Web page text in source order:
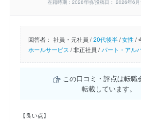
在籍時期：2026年頃/投稿日： 2026年6月
回答者： 社員・元社員 / 20代後半/女性/
ホールサービス /非正社員 / パート・アル
この口コミ・評点は転職
転載しています。
【良い点】